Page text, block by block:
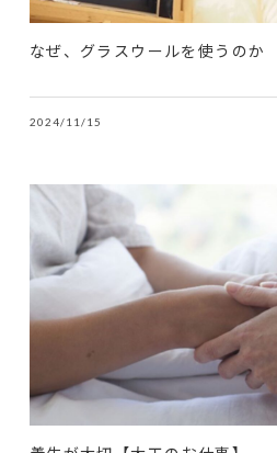
なぜ、グラスウールを使うのか
2024/11/15